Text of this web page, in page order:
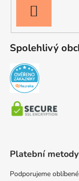
SE
Spolehlivý
Platební metody
Podporujeme